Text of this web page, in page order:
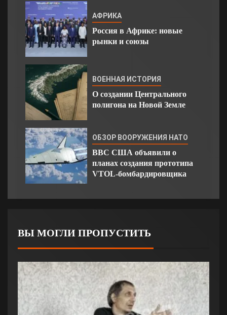
АФРИКА
Россия в Африке: новые
рынки и союзы
ВОЕННАЯ ИСТОРИЯ
О создании Центрального
полигона на Новой Земле
ОБЗОР ВООРУЖЕНИЯ НАТО
ВВС США объявили о
планах создания прототипа
VTOL-бомбардировщика
ВЫ МОГЛИ ПРОПУСТИТЬ